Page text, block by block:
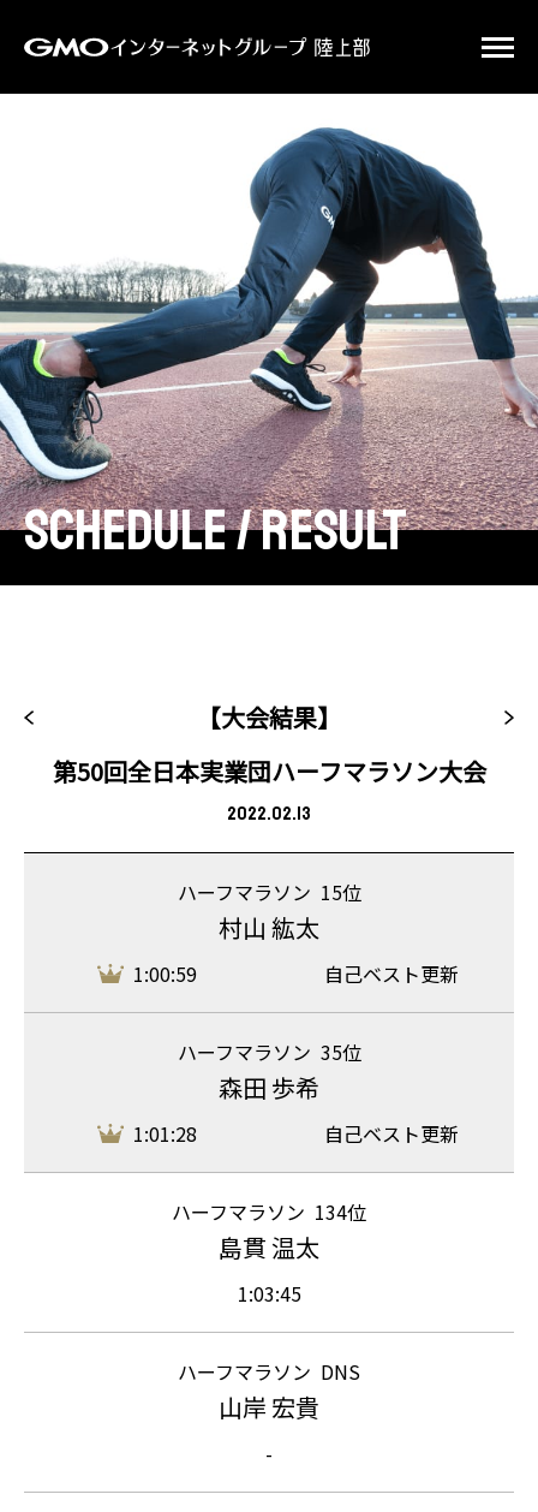
schedule / result
【大会結果】
第50回全日本実業団ハーフマラソン大会
2022.02.13
ハーフマラソン 15位
村山 紘太
1:00:59 自己ベスト更新
ハーフマラソン 35位
森田 歩希
1:01:28 自己ベスト更新
ハーフマラソン 134位
島貫 温太
1:03:45
ハーフマラソン DNS
山岸 宏貴
-